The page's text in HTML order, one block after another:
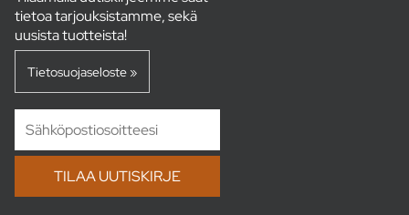
tietoa tarjouksistamme, sekä
uusista tuotteista!
Tietosuojaseloste »